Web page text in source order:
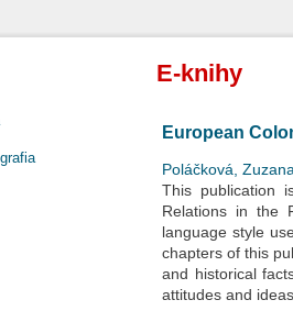
E-knihy
European
Poláčková, Zuzana
This publication
Relations in the
language style
chapters of this
and historical
attitudes and